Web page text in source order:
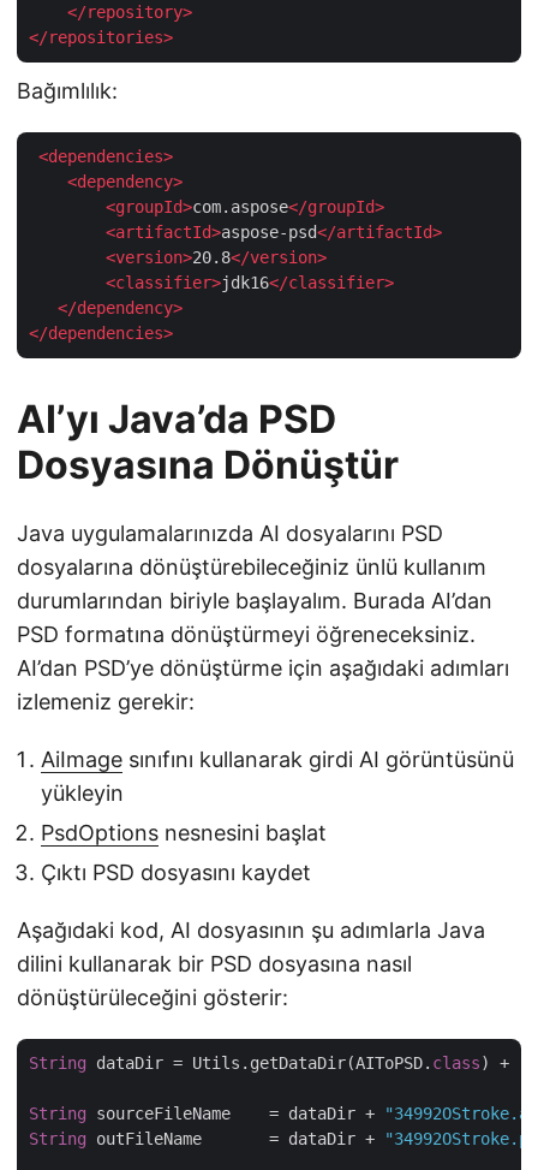
</repository>
</repositories>
Bağımlılık:
<dependencies>
<dependency>
<groupId>com.aspose</groupId>
<artifactId>aspose-psd</artifactId>
<version>20.8</version>
<classifier>jdk16</classifier>
</dependency>
</dependencies>
AI’yı Java’da PSD
Dosyasına Dönüştür
Java uygulamalarınızda AI dosyalarını PSD
dosyalarına dönüştürebileceğiniz ünlü kullanım
durumlarından biriyle başlayalım. Burada AI’dan
PSD formatına dönüştürmeyi öğreneceksiniz.
AI’dan PSD’ye dönüştürme için aşağıdaki adımları
izlemeniz gerekir:
AiImage sınıfını kullanarak girdi AI görüntüsünü
yükleyin
PsdOptions nesnesini başlat
Çıktı PSD dosyasını kaydet
Aşağıdaki kod, AI dosyasının şu adımlarla Java
dilini kullanarak bir PSD dosyasına nasıl
dönüştürüleceğini gösterir:
String dataDir = Utils.getDataDir(AIToPSD. class) +
String sourceFileName    = dataDir +
String outFileName       = dataDir +